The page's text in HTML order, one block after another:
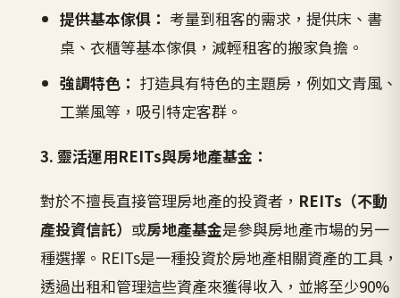
提供基本傢俱： 考量到租客的需求，提供床、書
桌、衣櫃等基本傢俱，減輕租客的搬家負擔。
強調特色： 打造具有特色的主題房，例如文青風、
工業風等，吸引特定客群。
3. 靈活運用REITs與房地產基金：
對於不擅長直接管理房地產的投資者， REITs（不動
產投資信託） 或房地產基金是參與房地產市場的另一
種選擇。REITs是一種投資於房地產相關資產的工具，
透過出租和管理這些資產來獲得收入，並將至少90%